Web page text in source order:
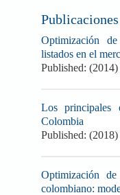
Optimización
listados en el
Published: (2014)
Los principales
Colombia
Published: (2018)
Optimización
colombiano: